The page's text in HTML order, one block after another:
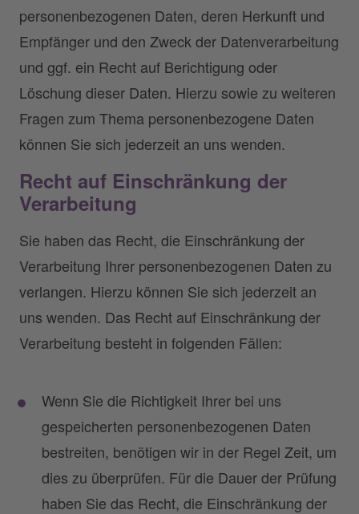
personenbezogenen Daten, deren Herkunft und
Empfänger und den Zweck der Datenverarbeitung
und ggf. ein Recht auf Berichtigung oder
Löschung dieser Daten. Hierzu sowie zu weiteren
Fragen zum Thema personenbezogene Daten
können Sie sich jederzeit an uns wenden.
Recht auf Einschränkung der
Verarbeitung
Sie haben das Recht, die Einschränkung der
Verarbeitung Ihrer personenbezogenen Daten zu
verlangen. Hierzu können Sie sich jederzeit an
uns wenden. Das Recht auf Einschränkung der
Verarbeitung besteht in folgenden Fällen:
Wenn Sie die Richtigkeit Ihrer bei uns
gespeicherten personenbezogenen Daten
bestreiten, benötigen wir in der Regel Zeit, um
dies zu überprüfen. Für die Dauer der Prüfung
haben Sie das Recht, die Einschränkung der